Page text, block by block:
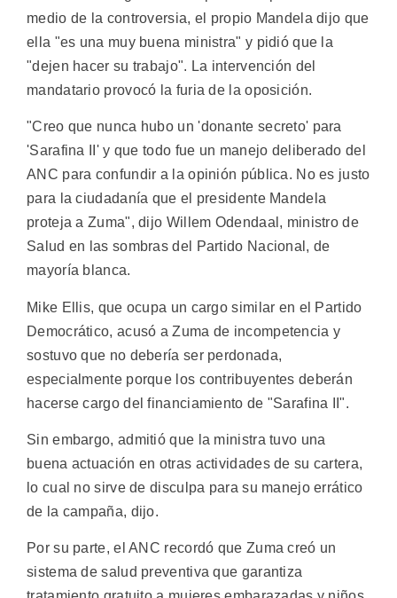
medio de la controversia, el propio Mandela dijo que
ella "es una muy buena ministra" y pidió que la
"dejen hacer su trabajo". La intervención del
mandatario provocó la furia de la oposición.
"Creo que nunca hubo un 'donante secreto' para
'Sarafina II' y que todo fue un manejo deliberado del
ANC para confundir a la opinión pública. No es justo
para la ciudadanía que el presidente Mandela
proteja a Zuma", dijo Willem Odendaal, ministro de
Salud en las sombras del Partido Nacional, de
mayoría blanca.
Mike Ellis, que ocupa un cargo similar en el Partido
Democrático, acusó a Zuma de incompetencia y
sostuvo que no debería ser perdonada,
especialmente porque los contribuyentes deberán
hacerse cargo del financiamiento de "Sarafina II".
Sin embargo, admitió que la ministra tuvo una
buena actuación en otras actividades de su cartera,
lo cual no sirve de disculpa para su manejo errático
de la campaña, dijo.
Por su parte, el ANC recordó que Zuma creó un
sistema de salud preventiva que garantiza